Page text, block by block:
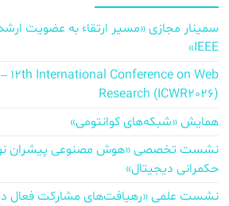
IEEE»
12th International Conference on Web
Research (ICWR2026)
همایش «شبکه‌های کوانتومی»
نشست تخصصی «هوش مصنوعی پیشران
حکمرانی دیجیتال»
نشست علمی «رهیافت‌های مشارکت فعال در